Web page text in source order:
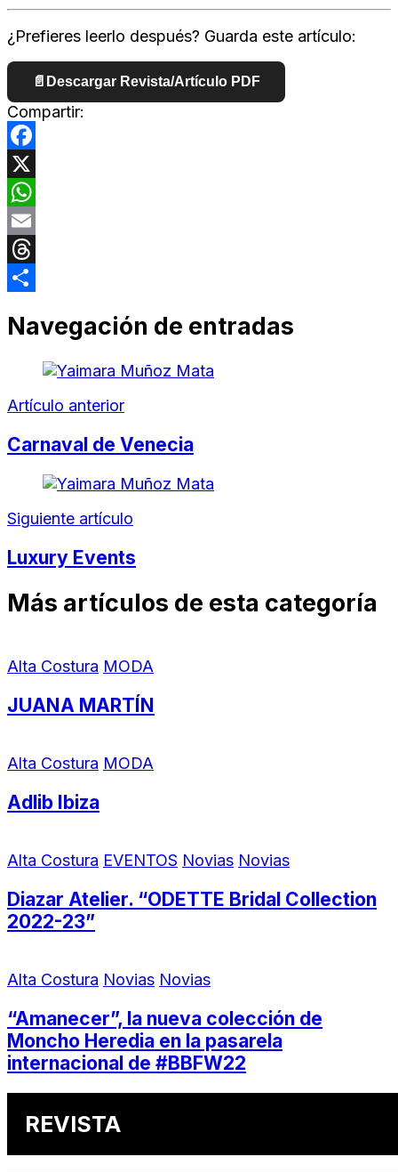
¿Prefieres leerlo después? Guarda este artículo:
📄 Descargar Revista/Artículo PDF
Compartir:
Facebook
X
WhatsApp
Email
Threads
Navegación de entradas
Artículo anterior
Carnaval de Venecia
Siguiente artículo
Luxury Events
Más artículos de esta categoría
Alta Costura MODA
JUANA MARTÍN
Alta Costura MODA
Adlib Ibiza
Alta Costura EVENTOS Novias Novias
Diazar Atelier. “ODETTE Bridal Collection
2022-23”
Alta Costura Novias Novias
“Amanecer”, la nueva colección de
Moncho Heredia en la pasarela
internacional de #BBFW22
REVISTA